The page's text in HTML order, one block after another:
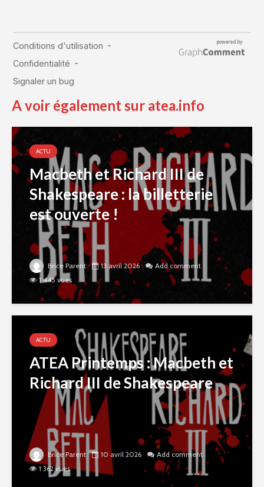
A voir également sur atea.info
ACTU
Macbeth et Richard III de
Shakespeare : la billetterie
est ouverte !
Brice Parent 13 avril 2026
Add comment
1 445 vues
ACTU
ATEA Printemps : Macbeth et
Richard III de Shakespeare
Brice Parent 10 avril 2026
Add comment
1 362 vues